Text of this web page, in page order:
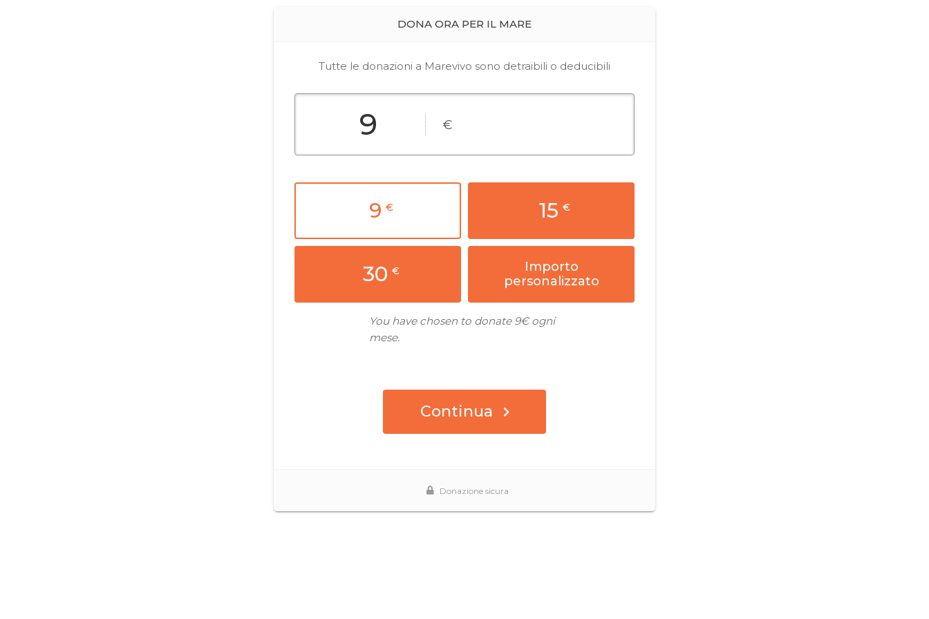
DONA ORA PER IL MARE
Tutte le donazioni a Marevivo sono detraibili o deducibili
€
9 € 15 €
30 €
Importo
personalizzato
You have chosen to donate 9€ogni
mese.
Continua
Donazione sicura